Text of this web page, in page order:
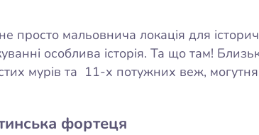
просто мальовнича локація для
особлива історія. Та що там!
мурів та 11-х потужних веж,
фортеця